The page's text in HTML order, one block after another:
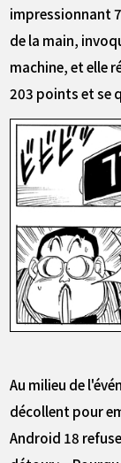
impressionnant
de la main,
machine, et elle
203 points et se
Au milieu de
décollent pour
Android 18